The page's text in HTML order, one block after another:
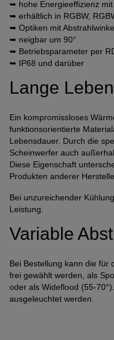
➥ hohe Energieeffizienz
➥ erhältlich in RGBW,
➥ Optiken mit
➥ neigbar um 90°
➥ Betriebsparameter per
➥ IP68 und darüber
Lange
Ein kompromissloses
funktionsorientierte
Lebensdauer. Durch die
Scheinwerfer auch
Diese Eigenschaft
Produkten anderer
Bei unzureichender
Leistung.
Variable
Bei Bestellung kann die für
frei gewählt werden, als
oder als Wideflood (55-
ausgeleuchtet werden.
Anbindung eines
Name
Anbieter
Tawk
Cookie Name
ss
Cookie Laufzeit
Name
Tawk
Anbieter
Tawk
Zweck
k.A.
Cookie Name
(https://
Name
Anbieter
Adobe
Zweck
k.A.
Cookie Name
k.A.